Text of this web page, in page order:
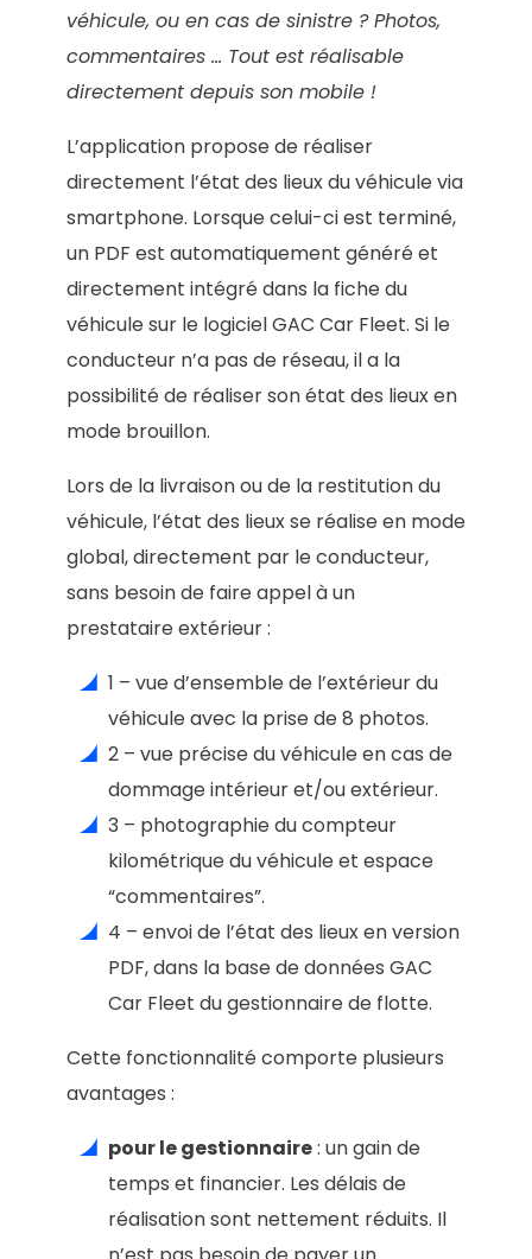
véhicule, ou en cas de sinistre ? Photos,
commentaires … Tout est réalisable
directement depuis son mobile !
L’application propose de réaliser
directement l’état des lieux du véhicule via
smartphone. Lorsque celui-ci est terminé,
un PDF est automatiquement généré et
directement intégré dans la fiche du
véhicule sur le logiciel GAC Car Fleet. Si le
conducteur n’a pas de réseau, il a la
possibilité de réaliser son état des lieux en
mode brouillon.
Lors de la livraison ou de la restitution du
véhicule, l’état des lieux se réalise en mode
global, directement par le conducteur,
sans besoin de faire appel à un
prestataire extérieur :
1 – vue d’ensemble de l’extérieur du
véhicule avec la prise de 8 photos.
2 – vue précise du véhicule en cas de
dommage intérieur et/ou extérieur.
3 – photographie du compteur
kilométrique du véhicule et espace
“commentaires”.
4 – envoi de l’état des lieux en version
PDF, dans la base de données GAC
Car Fleet du gestionnaire de flotte.
Cette fonctionnalité comporte plusieurs
avantages :
pour le gestionnaire: un gain de
temps et financier. Les délais de
réalisation sont nettement réduits. Il